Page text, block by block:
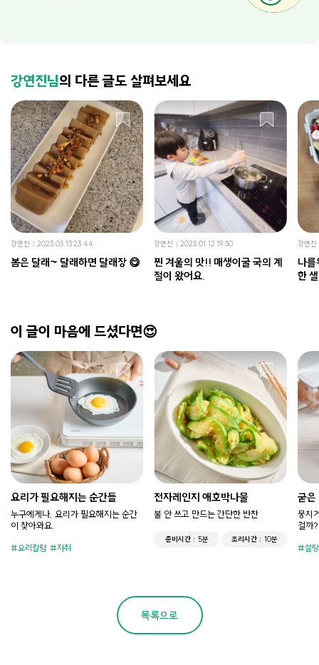
강연진님의 다른 글도 살펴보세요
강연진 2023.03.13 23:44
봄은 달래~ 달래하면 달래장 😋
강연진 2023.01.12 19:30
찐 겨울의 맛!! 매생이굴 국의 계
절이 왔어요.
강연진
나
한
이 글이 마음에 드셨다면😍
요리가 필요해지는 순간들
누구에게나, 요리가 필요해지는 순간
이 찾아와요.
요리칼럼 자취
전자레인지 애호박나물
불 안 쓰고 만드는 간단한 반찬
준비시간 5분 조리시간 10분
굳은
뭉치
걸까?
설탕
목록으로